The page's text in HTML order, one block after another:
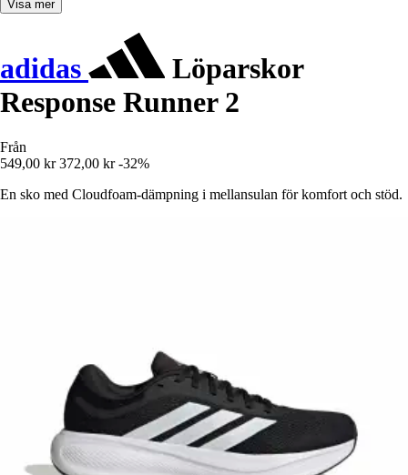
Visa mer
adidas
Löparskor
Response Runner 2
Från
549,00 kr 372,00 kr -32%
En sko med Cloudfoam-dämpning i mellansulan för komfort och stöd.